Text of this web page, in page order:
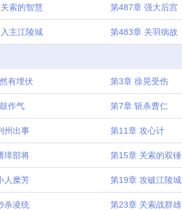
索的智慧 第487章 强大后宫
主江陵城 第483章 关羽病故
有埋伏 第3章 徐晃受伤
作气 第7章 斩杀曹仁
州出事 第11章 攻心计
璋部将 第15章 关索的双锤
人糜芳 第19章 攻破江陵城
杀凌统 第23章 关索战群雄